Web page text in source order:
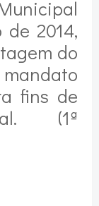
2014,
do
fins de
(1ª